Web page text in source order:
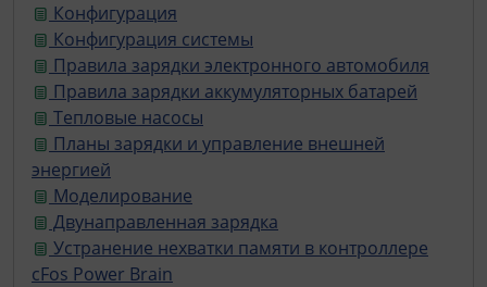
Конфигурация
Конфигурация системы
Правила зарядки электронного автомобиля
Правила зарядки аккумуляторных батарей
Тепловые насосы
Планы зарядки и управление внешней
энергией
Моделирование
Двунаправленная зарядка
Устранение нехватки памяти в контроллере
cFos Power Brain